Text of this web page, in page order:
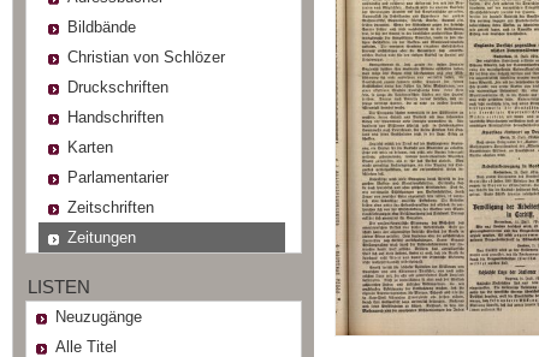
Bildbände
Christian von Schlözer
Druckschriften
Handschriften
Karten
Parlamentarier
Zeitschriften
Zeitungen
LISTEN
Neuzugänge
Alle Titel